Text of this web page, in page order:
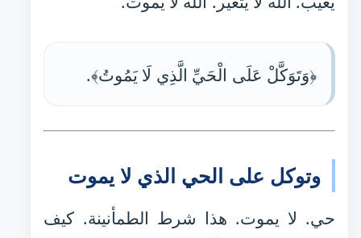
﴿وَتَوَكَّلْ عَلَى الْحَيِّ الَّذِي لَا يَمُوتُ﴾.
وتوكل على الحي الذي لا يموت
حي. لا يموت. هذا شرط الطمأنينة. كيف